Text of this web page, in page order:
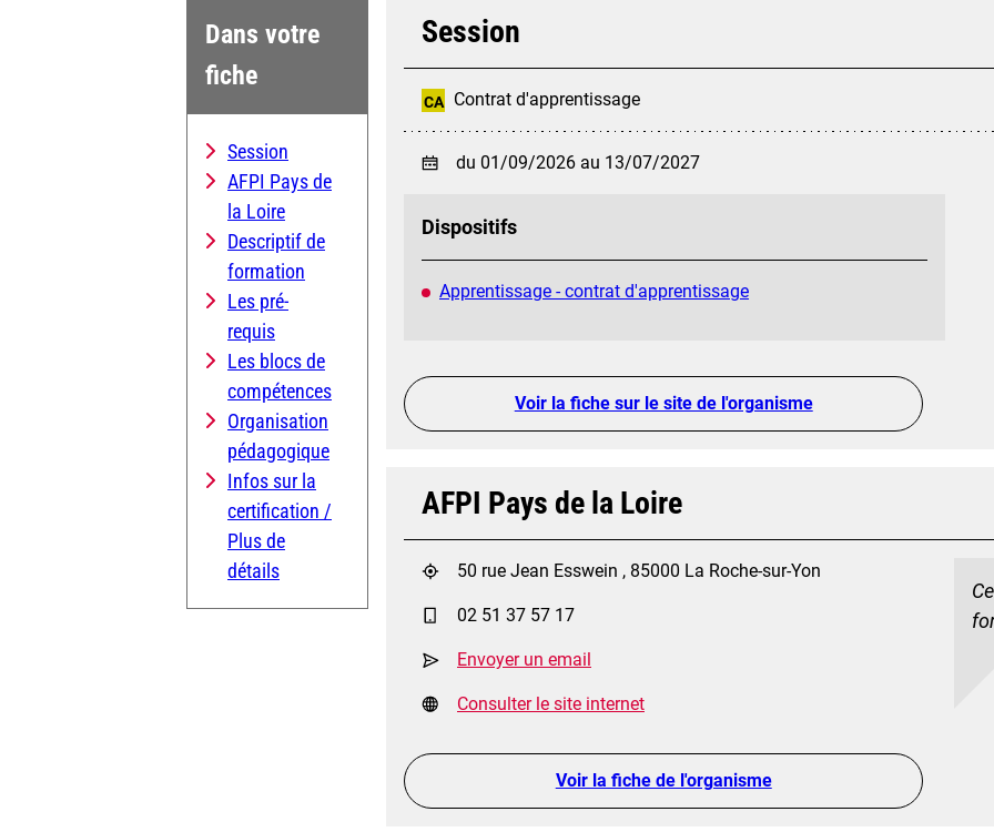
Dans votre
fiche
Session
AFPI Pays de
la Loire
Descriptif de
formation
Les pré-
requis
Les blocs de
compétences
Organisation
pédagogique
Infos sur la
certification /
Plus de
détails
Session
CA Contrat d'apprentissage
du 01/09/2026 au 13/07/2027
Dispositifs
Apprentissage - contrat d'apprentissage
Voir la fiche sur le site de l'organisme
AFPI Pays de la Loire
50 rue Jean Esswein , 85000 La Roche-sur-Yon
02 51 37 57 17
Envoyer un email
Consulter le site internet
Voir la fiche de l'organisme